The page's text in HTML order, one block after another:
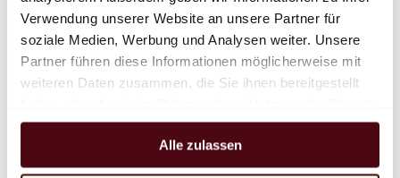
Verwendung unserer Website an unsere Partner für
soziale Medien, Werbung und Analysen weiter. Unsere
Partner führen diese Informationen möglicherweise mit
weiteren Daten zusammen, die Sie ihnen bereitgestellt
gesammelt haben.
Alle zulassen
Balloon Dog (Orange)
Jeff Koons
10.000 €
Entdecken